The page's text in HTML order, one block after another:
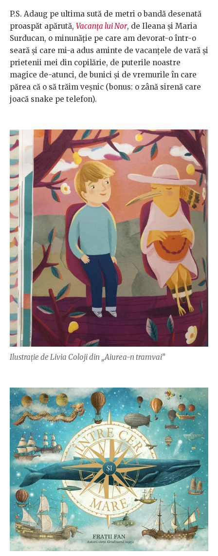
P.S. Adaug pe ultima sută de metri o bandă desenată
proaspăt apărută, Vacanța lui Nor, de Ileana și Maria
Surducan, o minunăție pe care am devorat-o într-o
seară și care mi-a adus aminte de vacanțele de vară și
prietenii mei din copilărie, de puterile noastre
magice de-atunci, de bunici și de vremurile în care
părea că o să trăim veșnic (bonus: o zână sirenă care
joacă snake pe telefon).
Ilustrație de Livia Coloji din „Aiurea-n tramvai”